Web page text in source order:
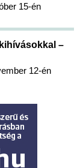
15-én
–
12-én